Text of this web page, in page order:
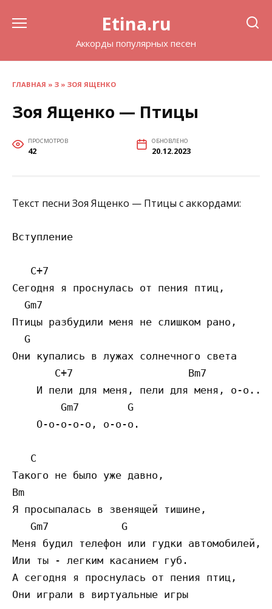
Etina.ru
Аккорды популярных песен
ГЛАВНАЯ » З » ЗОЯ ЯЩЕНКО
Зоя Ященко — Птицы
ПРОСМОТРОВ
42
ОБНОВЛЕНО
20.12.2023
Текст песни Зоя Ященко — Птицы с аккордами:
Вступление
   C+7
Сегодня я проснулась от пения птиц,
  Gm7
Птицы разбудили меня не слишком рано,
  G
Они купались в лужах солнечного света
       C+7                   Bm7
    И пели для меня, пели для меня, о-о...
        Gm7        G
    О-о-о-о-о, о-о-о.
   C
Такого не было уже давно,
Bm
Я просыпалась в звенящей тишине,
   Gm7            G
Меня будил телефон или гудки автомобилей,
Или ты - легким касанием губ.
А сегодня я проснулась от пения птиц,
Они играли в виртуальные игры